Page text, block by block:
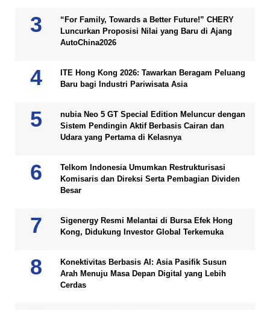
“For Family, Towards a Better Future!” CHERY
Luncurkan Proposisi Nilai yang Baru di Ajang
AutoChina2026
ITE Hong Kong 2026: Tawarkan Beragam Peluang
Baru bagi Industri Pariwisata Asia
nubia Neo 5 GT Special Edition Meluncur dengan
Sistem Pendingin Aktif Berbasis Cairan dan
Udara yang Pertama di Kelasnya
Telkom Indonesia Umumkan Restrukturisasi
Komisaris dan Direksi Serta Pembagian Dividen
Besar
Sigenergy Resmi Melantai di Bursa Efek Hong
Kong, Didukung Investor Global Terkemuka
Konektivitas Berbasis AI: Asia Pasifik Susun
Arah Menuju Masa Depan Digital yang Lebih
Cerdas